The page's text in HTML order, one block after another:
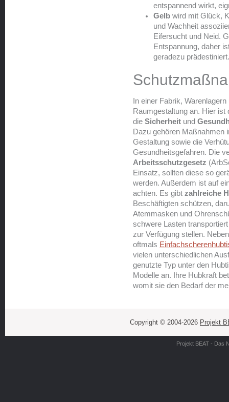
entspannend wirkt,
Gelb wird mit Glück,
und Wachheit
Eifersucht und Neid.
Entspannung, daher
geradezu prädestiniert.
In einer Fabrik,
Raumgestaltung an. Hier
die Sicherheit und
Dazu gehören Maßnahmen
Gestaltung sowie die
Gesundheitsgefahren. Die
Arbeitsschutzgesetz
Einsatz, sollten diese so
werden. Außerdem ist auf
achten. Es gibt zahlreiche
Beschäftigten schützen,
Atemmasken und
schwere Lasten
zur Verfügung stellen.
oftmals
vielen unterschiedlichen
genutzte Typ unter den
Modelle an. Ihre Hubkraft
womit sie den Bedarf der
Copyright © 2004-2026 Projekt
Projekt BEAT - Das